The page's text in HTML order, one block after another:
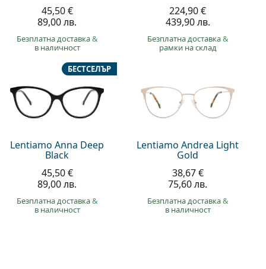
45,50 €
89,00 лв.
Безплатна доставка&
в наличност
224,90 €
439,90 лв.
Безплатна доставка&
рамки на склад
Lentiamo Anna Deep
Black
БЕСТСЕЛЪР
45,50 €
89,00 лв.
Безплатна доставка&
в наличност
Lentiamo Andrea Light
Gold
38,67 €
75,60 лв.
Безплатна доставка&
в наличност